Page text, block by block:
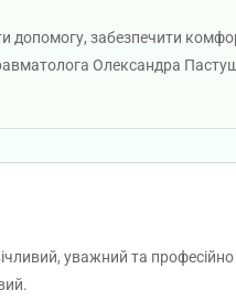
допомогу, забезпечити
Олександра
уважний та